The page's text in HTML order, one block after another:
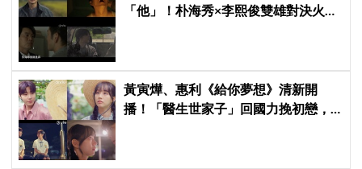
「他」！朴海秀×李熙俊雙雄對決火花
黃寅燁、惠利《給你夢想》清新開
播！「醫生世家子」回國力挽初戀，